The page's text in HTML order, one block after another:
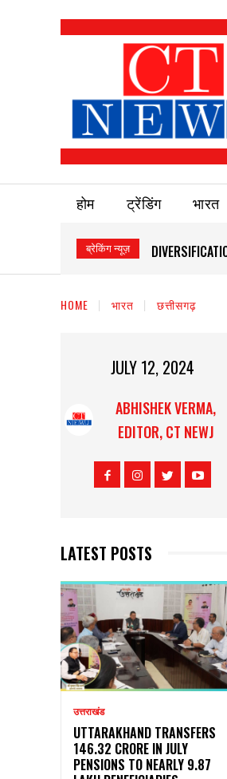
होम ट्रेंडिंग भारत
ब्रेकिंग न्यूज़ HEALTHCARE
HOME भारत छत्तीसगढ़
JULY 12, 2024
ABHISHEK VERMA,
EDITOR, CT NEWJ
LATEST POSTS
उत्तराखंड
UTTARAKHAND TRANSFERS
₹146.32 CRORE IN JULY
PENSIONS TO NEARLY 9.87